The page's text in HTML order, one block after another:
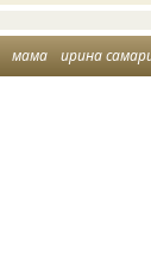
мама ирина